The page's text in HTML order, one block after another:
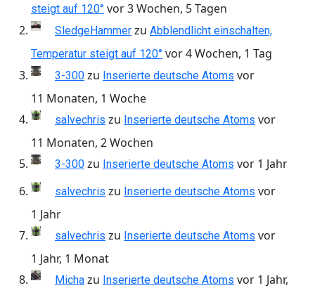
steigt auf 120° vor 3 Wochen, 5 Tagen
SledgeHammer zu Abblendlicht einschalten,
Temperatur steigt auf 120° vor 4 Wochen, 1 Tag
3-300 zu Inserierte deutsche Atoms vor
11 Monaten, 1 Woche
salvechris zu Inserierte deutsche Atoms vor
11 Monaten, 2 Wochen
3-300 zu Inserierte deutsche Atoms vor 1 Jahr
salvechris zu Inserierte deutsche Atoms vor
1 Jahr
salvechris zu Inserierte deutsche Atoms vor
1 Jahr, 1 Monat
Micha zu Inserierte deutsche Atoms vor 1 Jahr,